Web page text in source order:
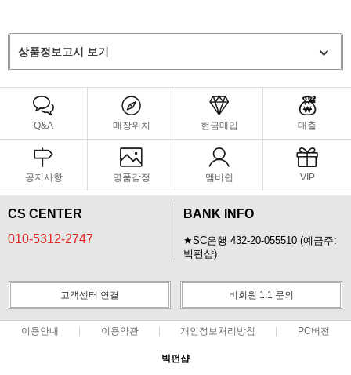
상품정보고시 보기
Q&A 매장위치 현금매입 대출
공지사항 명품감정 멤버쉽 VIP
CS CENTER
010-5312-2747
BANK INFO
★SC은행 432-20-055510 (예금주:
빅펀샵)
고객센터 연결 비회원 1:1 문의
이용안내 이용약관 개인정보처리방침 PC버전
빅펀샵